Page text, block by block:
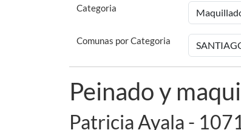
Categoria
Comunas por Categoria
Peinado y
Patricia Ayala -